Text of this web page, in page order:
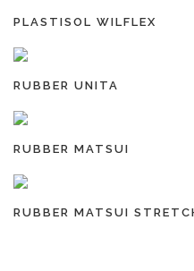
PLASTISOL WILFLEX
RUBBER UNITA
RUBBER MATSUI
RUBBER MATSUI